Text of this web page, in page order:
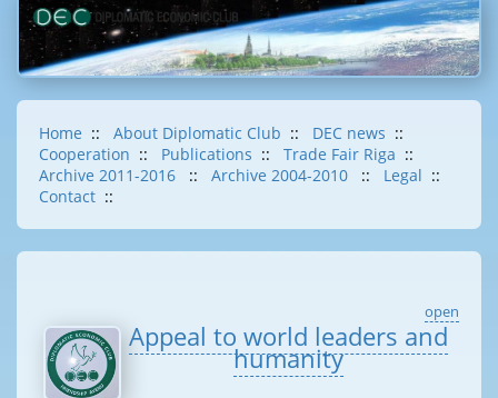
Home :: About Diplomatic Club :: DEC news ::
Cooperation :: Publications :: Trade Fair Riga ::
Archive 2011-2016
:: Archive 2004-2010 :: Legal ::
Contact ::
open
Appeal to world leaders and
humanity